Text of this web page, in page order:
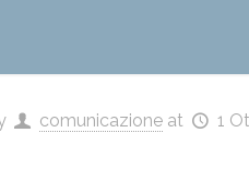
comunicazione at 1